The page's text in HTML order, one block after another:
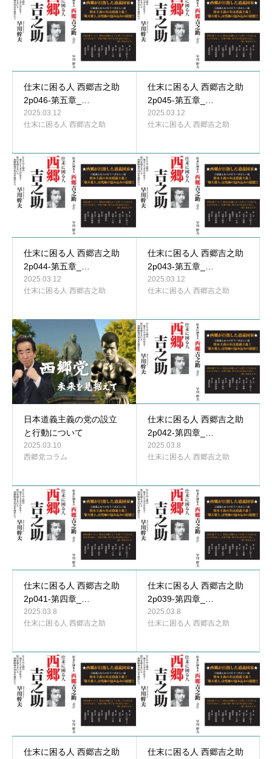
仕末に困る人 西郷吉之助
2p046-第五章_…
2025.03.12
仕末に困る人 西郷吉之助
仕末に困る人 西郷吉之助
2p045-第五章_…
2025.03.12
仕末に困る人 西郷吉之助
仕末に困る人 西郷吉之助
2p044-第五章_…
2025.03.12
仕末に困る人 西郷吉之助
仕末に困る人 西郷吉之助
2p043-第五章_…
2025.03.12
仕末に困る人 西郷吉之助
日本道義主義の党の設立
と行動について
2025.03.10
西郷党コラム
仕末に困る人 西郷吉之助
2p042-第四章_…
2025.03.8
仕末に困る人 西郷吉之助
仕末に困る人 西郷吉之助
2p041-第四章_…
2025.03.8
仕末に困る人 西郷吉之助
仕末に困る人 西郷吉之助
2p039-第四章_…
2025.03.8
仕末に困る人 西郷吉之助
仕末に困る人 西郷吉之助
仕末に困る人 西郷吉之助